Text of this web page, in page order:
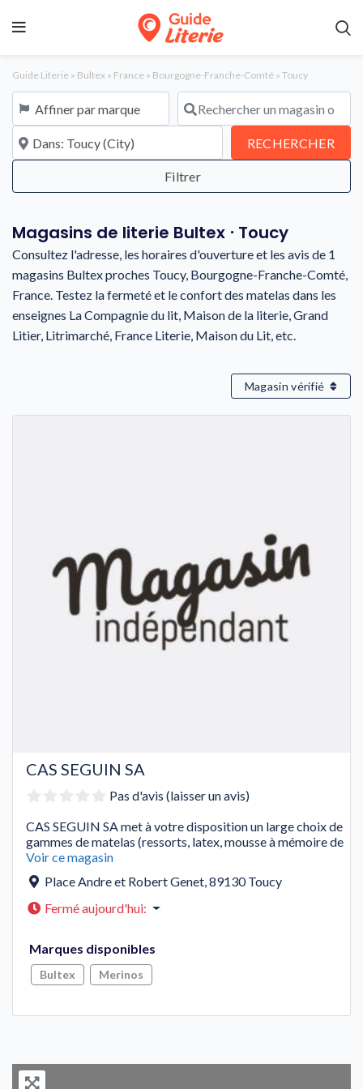
Guide Literie » Bultex » France » Bourgogne-Franche-Comté » Toucy
Affiner par marque Rechercher un magasin ou une
À proximité de RECHERCHER
Magasins de literie Bultex ⋅ Toucy
Consultez l'adresse, les horaires d'ouverture et les avis de 1
magasins Bultex proches Toucy, Bourgogne-Franche-Comté,
France. Testez la fermeté et le confort des matelas dans les
enseignes La Compagnie du lit, Maison de la literie, Grand
Litier, Litrimarché, France Literie, Maison du Lit, etc.
Magasin vérifié
CAS SEGUIN SA
Pas d'avis (laisser un avis)
CAS SEGUIN SA met à votre disposition un large choix de
gammes de matelas (ressorts, latex, mousse à mémoire de
Voir ce magasin
Place Andre et Robert Genet,89130 Toucy
Fermé aujourd'hui:
Marques disponibles
Bultex Merinos